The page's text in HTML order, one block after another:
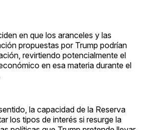
en que los aranceles y las
propuestas por Trump podrían
revirtiendo potencialmente el
en esa materia durante el
la capacidad de la Reserva
los tipos de interés si resurge la